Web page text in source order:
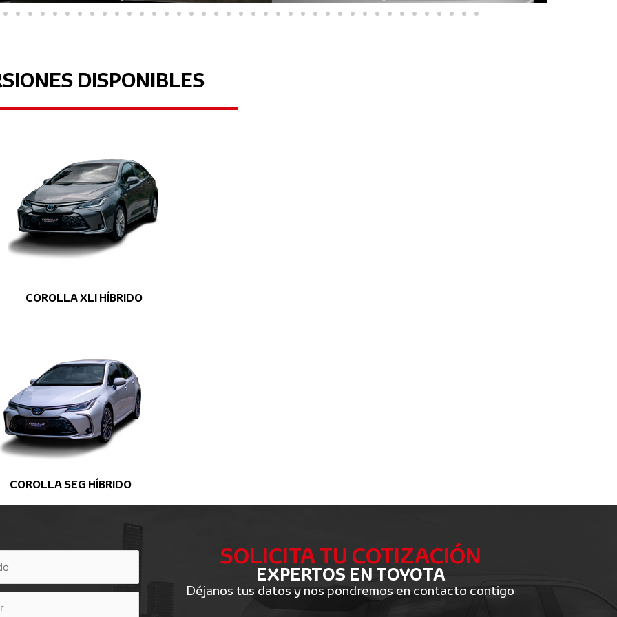
DISPONIBLES
COROLLA XLI HÍBRIDO
COROLLA SEG HÍBRIDO
SOLICITA TU COTIZACIÓN
EXPERTOS EN TOYOTA
Déjanos tus datos y nos pondremos en contacto contigo